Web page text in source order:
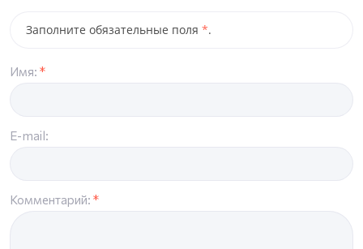
Заполните обязательные поля *.
Имя: *
E-mail:
Комментарий: *